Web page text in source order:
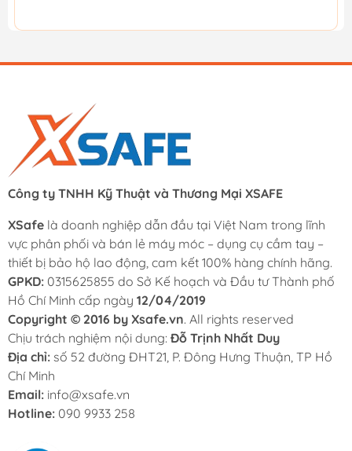
Công ty TNHH Kỹ Thuật và Thương Mại XSAFE
XSafe là doanh nghiệp dẫn đầu tại Việt Nam trong lĩnh
vực phân phối và bán lẻ máy móc – dụng cụ cầm tay –
thiết bị bảo hộ lao động, cam kết 100% hàng chính hãng.
GPKD: 0315625855 do Sở Kế hoạch và Đầu tư Thành phố
Hồ Chí Minh cấp ngày 12/04/2019
Copyright © 2016 by Xsafe.vn. All rights reserved
Chịu trách nghiệm nội dung: Đỗ Trịnh Nhất Duy
Địa chỉ: số 52 đường ĐHT21, P. Đông Hưng Thuận, TP Hồ
Chí Minh
Email: info@xsafe.vn
Hotline: 090 9933 258